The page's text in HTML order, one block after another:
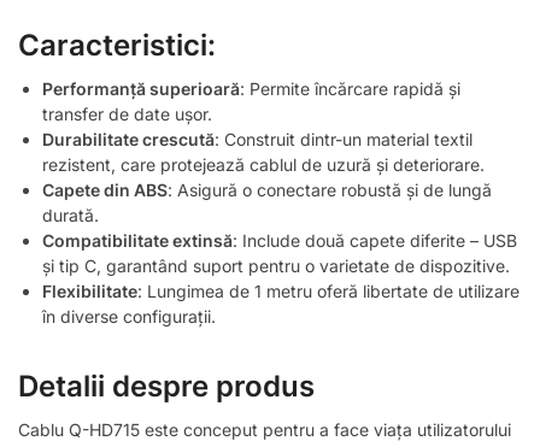
Caracteristici:
Performanță superioară: Permite încărcare rapidă și
transfer de date ușor.
Durabilitate crescută: Construit dintr-un material textil
rezistent, care protejează cablul de uzură și deteriorare.
Capete din ABS: Asigură o conectare robustă și de lungă
durată.
Compatibilitate extinsă: Include două capete diferite – USB
și tip C, garantând suport pentru o varietate de dispozitive.
Flexibilitate: Lungimea de 1 metru oferă libertate de utilizare
în diverse configurații.
Detalii despre produs
Cablu Q-HD715 este conceput pentru a face viața utilizatorului